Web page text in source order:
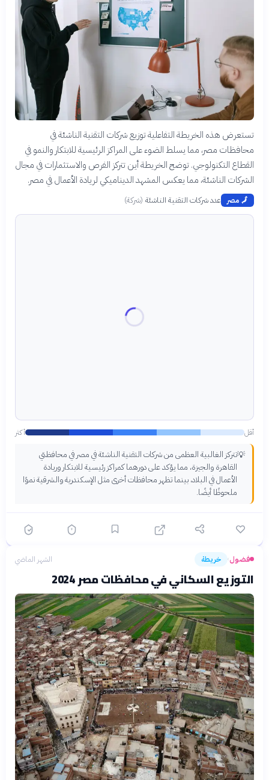
تستعرض هذه الخريطة التفاعلية توزيع شركات التقنية الناشئة في
محافظات مصر، مما يسلط الضوء على المراكز الرئيسية للابتكار والنمو في
القطاع التكنولوجي. توضح الخريطة أين تتركز الفرص والاستثمارات في مجال
الشركات الناشئة، مما يعكس المشهد الديناميكي لريادة الأعمال في مصر.
🗾 مصر عدد شركات التقنية الناشئة (شركة)
أقل أكثر
💡تتركز الغالبية العظمى من شركات التقنية الناشئة في مصر في محافظتي
القاهرة والجيزة، مما يؤكد على دورهما كمراكز رئيسية للابتكار وريادة
الأعمال في البلاد، بينما تظهر محافظات أخرى مثل الإسكندرية والشرقية نموًا
ملحوظًا أيضًا.
فضول› خريطة الشهر الماضي
التوزيع السكاني في محافظات مصر 2024